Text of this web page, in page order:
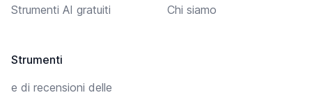
Strumenti AI gratuiti
Strumenti
e di recensioni delle
Chi siamo